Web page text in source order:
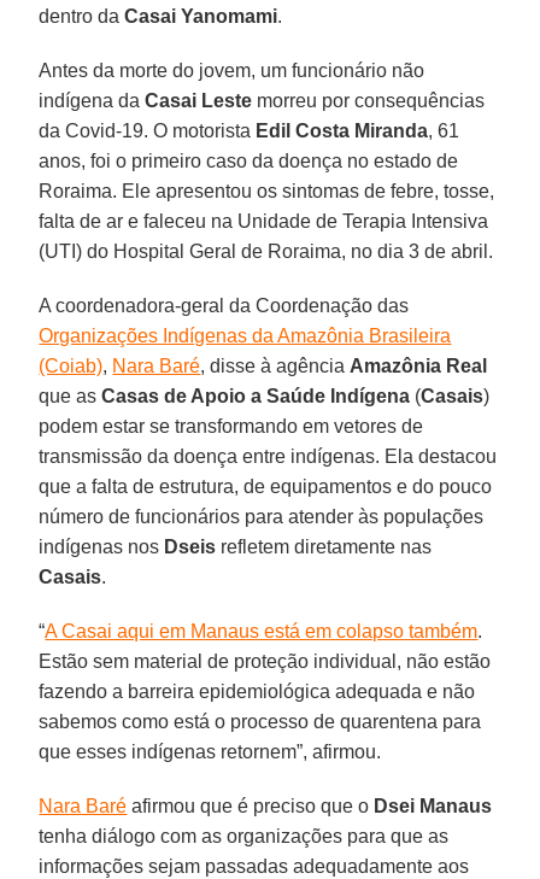
dentro daCasai Yanomami.
Antes da morte do jovem, um funcionário não
indígena daCasai Leste morreu por consequências
da Covid-19. O motorista Edil Costa Miranda, 61
anos, foi o primeiro caso da doença no estado de
Roraima. Ele apresentou os sintomas de febre, tosse,
falta de ar e faleceu na Unidade de Terapia Intensiva
(UTI) do Hospital Geral de Roraima, no dia 3 de abril.
A coordenadora-geral da Coordenação das
Organizações Indígenas da Amazônia Brasileira
(Coiab), Nara Baré, disse à agência Amazônia Real
que as Casas de Apoio a Saúde Indígena (Casais)
podem estar se transformando em vetores de
transmissão da doença entre indígenas. Ela destacou
que a falta de estrutura, de equipamentos e do pouco
número de funcionários para atender às populações
indígenas nos Dseis refletem diretamente nas
Casais.
“A Casai aqui em Manaus está em colapso também.
Estão sem material de proteção individual, não estão
fazendo a barreira epidemiológica adequada e não
sabemos como está o processo de quarentena para
que esses indígenas retornem”, afirmou.
Nara Baré afirmou que é preciso que o Dsei Manaus
tenha diálogo com as organizações para que as
informações sejam passadas adequadamente aos